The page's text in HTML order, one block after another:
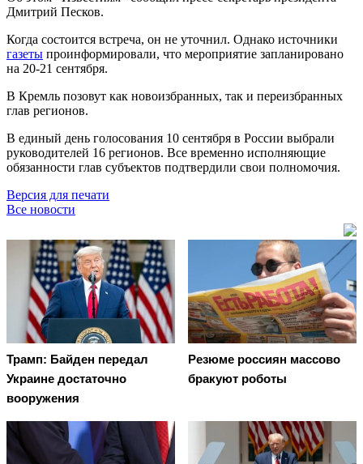
Дмитрий Песков.
Когда состоится встреча, он не уточнил. Однако источники
газеты проинформировали, что мероприятие запланировано
на 20-21 сентября.
В Кремль позовут как новоизбранных, так и переизбранных
глав регионов.
В единый день голосования 10 сентября в России выбрали
руководителей 16 регионов. Все временно исполняющие
обязанности глав субъектов подтвердили свои полномочия.
Версия для печати
Все новости
Трамп: Байден передал
Украине достаточно
вооружения
Резюме россиян массово
бракуют роботы